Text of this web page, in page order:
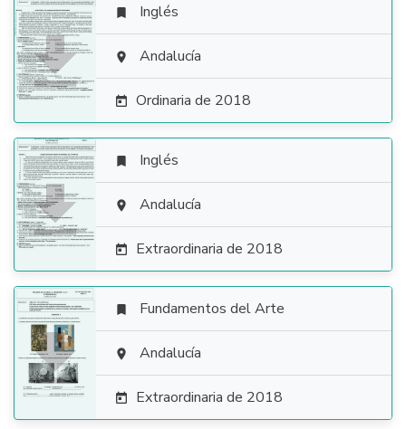

 Inglés
 Andalucía
 Ordinaria de 2018

 Inglés
 Andalucía
 Extraordinaria de 2018

 Fundamentos del Arte
 Andalucía
 Extraordinaria de 2018